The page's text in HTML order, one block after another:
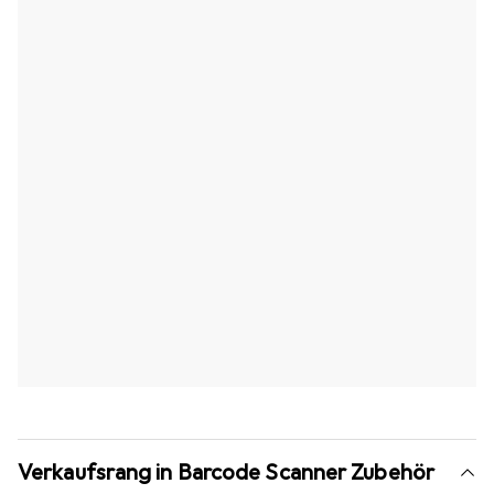
Verkaufsrang in Barcode Scanner Zubehör